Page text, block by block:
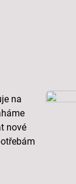
na
nové